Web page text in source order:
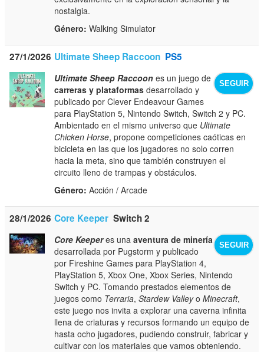
nostalgia.
Género: Walking Simulator
27/1/2026 Ultimate Sheep Raccoon PS5
SEGUIR
Ultimate Sheep Raccoon es un juego de
carreras y plataformas desarrollado y
publicado por Clever Endeavour Games
para PlayStation 5, Nintendo Switch, Switch 2 y PC.
Ambientado en el mismo universo que Ultimate
Chicken Horse, propone competiciones caóticas en
bicicleta en las que los jugadores no solo corren
hacia la meta, sino que también construyen el
circuito lleno de trampas y obstáculos.
Género: Acción / Arcade
28/1/2026 Core Keeper Switch 2
SEGUIR
Core Keeperes unaaventura de minería
desarrollada por Pugstorm y publicado
por Fireshine Games para PlayStation 4,
PlayStation 5, Xbox One, Xbox Series, Nintendo
Switch y PC. Tomando prestados elementos de
juegos como Terraria,Stardew ValleyoMinecraft,
este juego nos invita a explorar una caverna infinita
llena de criaturas y recursos formando un equipo de
hasta ocho jugadores, pudiendo construir, fabricar y
cultivar con los materiales que vamos obteniendo.